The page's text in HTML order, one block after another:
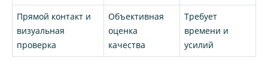
Прямой контакт и
визуальная
проверка
Объективная
оценка
качества
Требует
времени и
усилий